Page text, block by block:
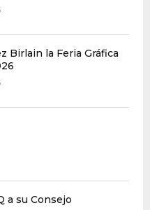
Birlain la Feria Gráfica
a su Consejo